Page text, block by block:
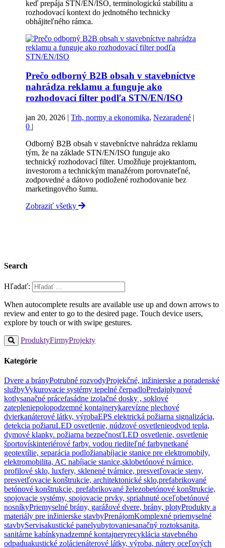
keď prepája STN/EN/ISO, terminologickú stabilitu a
rozhodovací kontext do jednotného technicky
obhájiteľného rámca.
Prečo odborný B2B obsah v stavebníctve
nahrádza reklamu a funguje ako
rozhodovací filter podľa STN/EN/ISO
jan 20, 2026 |Trh, normy a ekonomika,Nezaradené |
0 |
Odborný B2B obsah v stavebníctve nahrádza reklamu
tým, že na základe STN/EN/ISO funguje ako
technický rozhodovací filter. Umožňuje projektantom,
investorom a technickým manažérom porovnateľné,
zodpovedné a dátovo podložené rozhodovanie bez
marketingového šumu.
Zobraziť všetky
Search
Hľadať:
When autocomplete results are available use up and down arrows to
review and enter to go to the desired page. Touch device users,
explore by touch or with swipe gestures.
ProduktyFirmyProjekty
Kategórie
Dvere a brányPotrubné rozvodyProjekčné, inžinierske a poradenské
službyVykurovacie systémy tepelné čerpadloPredajplynové
kotlysanačné prácefasádne izolačné dosky , soklové
zatepleniepolopodzemné kontajnerykarevízne plechové
dvierkanáterové látky, výrobaEPS elektrická požiarna signalizácia,
detekcia požiaruLED osvetlenie, núdzové osvetlenieodvod tepla,
dymové klapky. požiarna bezpečnosťLED osvetlenie, osvetlenie
športovískinteriérové farby. vodou riediteľné farbynetkané
geotextílie, separácia podložianabíjacie stanice pre elektromobily,
elektromobilita, AC nabíjacie stanice,sklobetónové tvárnice,
profilové sklo, luxfery, sklenené tvárnice, presvetľovacie steny,
presvetľovacie konštrukcie, architektonické sklo,prefabrikované
betónové konštrukcie, prefabrikované železobetónové konštrukcie,
spojovacie systémy, spojovacie prvky, spriahnuté oceľobetónové
nosníkyPriemyselné brány, garážové dvere, brány, plotyProdukty a
materiály pre inžinierske stavbyPrenájomKomplexné priemyselné
stavbyServisakustické panelyubytovaniesanačný roztoksanita,
sanitárne kabínkynadzemné kontajneryrecyklácia stavebného
odpaduakustické zolácienáterové látky, výroba, nátery oceľových